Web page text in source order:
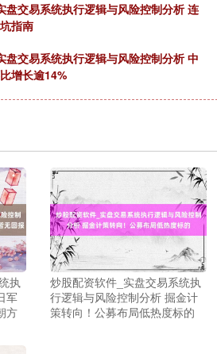
盘交易系统执行逻辑与风险控制分析 连
指南
盘交易系统执行逻辑与风险控制分析 中
增长逾14%
执
军
方
炒股配资软件_实盘交易系统执
行逻辑与风险控制分析 掘金计
策转向！公募布局低热度标的